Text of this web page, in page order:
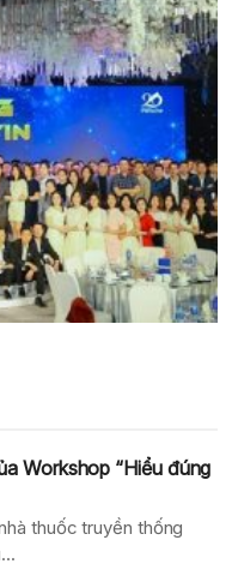
Workshop “Hiểu đúng
thuốc truyền thống